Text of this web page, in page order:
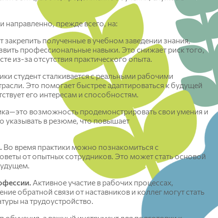
природообустройства
Землеустройство и кадастры
Кадастр застроенных территорий и
геоинформационные технологии
Природообустройство
Безопасность жизнедеятельности
Юридический институт
Теории и истории государства и права
Гражданского права и процесса
Уголовного процесса, криминалистики и
основ судебной экспертизы
Уголовного права и криминологии
Земельного права и экологических
экспертиз
Истории и политологии
Философии
Судебных экспертиз
Ачинский филиал ФГБОУ ВО
прежде всего, на:
закрепить полученные в учебном заведении знания,
профессиональные навыки. Это снижает риск того,
из-за отсутствия практического опыта.
студент сталкивается с реальными рабочими
Это помогает быстрее адаптироваться к будущей
его интересам и способностям.
возможность продемонстрировать свои умения и
в резюме, что повышает
Во время практики можно познакомиться с
от опытных сотрудников. Это может стать основой
Активное участие в рабочих процессах,
обратной связи от наставников и коллег могут стать
на трудоустройство.